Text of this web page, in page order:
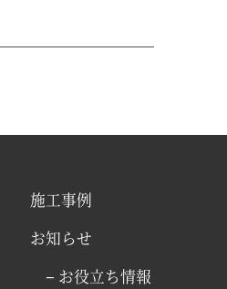
施工事例
お知らせ
− お役立ち情報